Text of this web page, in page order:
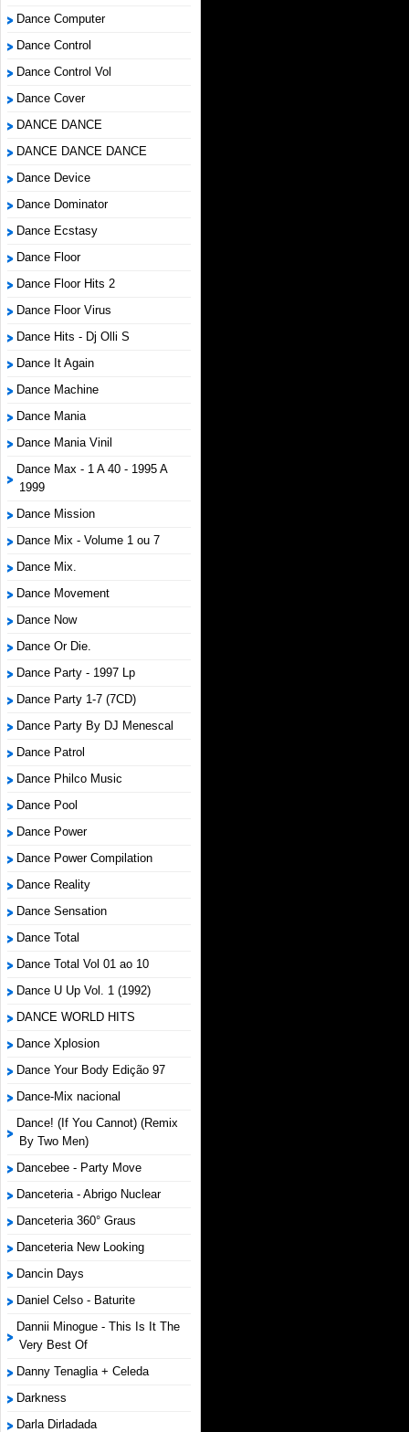
Dance Computer
Dance Control
Dance Control Vol
Dance Cover
DANCE DANCE
DANCE DANCE DANCE
Dance Device
Dance Dominator
Dance Ecstasy
Dance Floor
Dance Floor Hits 2
Dance Floor Virus
Dance Hits - Dj Olli S
Dance It Again
Dance Machine
Dance Mania
Dance Mania Vinil
Dance Max - 1 A 40 - 1995 A
1999
Dance Mission
Dance Mix - Volume 1 ou 7
Dance Mix.
Dance Movement
Dance Now
Dance Or Die.
Dance Party - 1997 Lp
Dance Party 1-7 (7CD)
Dance Party By DJ Menescal
Dance Patrol
Dance Philco Music
Dance Pool
Dance Power
Dance Power Compilation
Dance Reality
Dance Sensation
Dance Total
Dance Total Vol 01 ao 10
Dance U Up Vol. 1 (1992)
DANCE WORLD HITS
Dance Xplosion
Dance Your Body Edição 97
Dance-Mix nacional
Dance! (If You Cannot) (Remix
By Two Men)
Dancebee - Party Move
Danceteria - Abrigo Nuclear
Danceteria 360° Graus
Danceteria New Looking
Dancin Days
Daniel Celso - Baturite
Dannii Minogue - This Is It The
Very Best Of
Danny Tenaglia + Celeda
Darkness
Darla Dirladada